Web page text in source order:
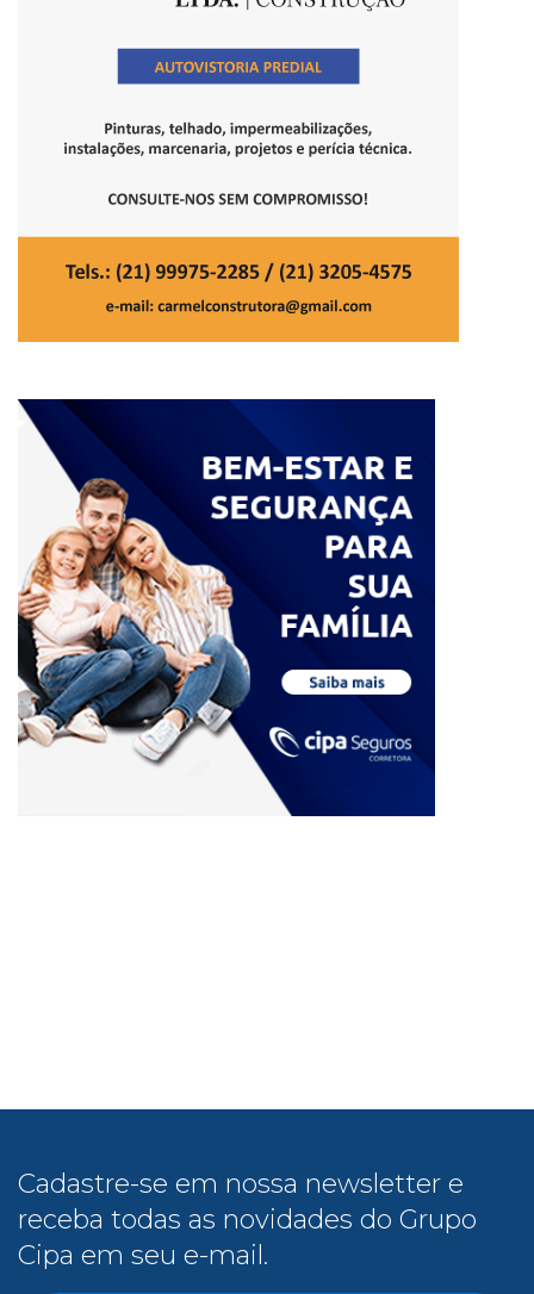
Cadastre-se em nossa newsletter e
receba todas as novidades do Grupo
Cipa em seu e-mail.